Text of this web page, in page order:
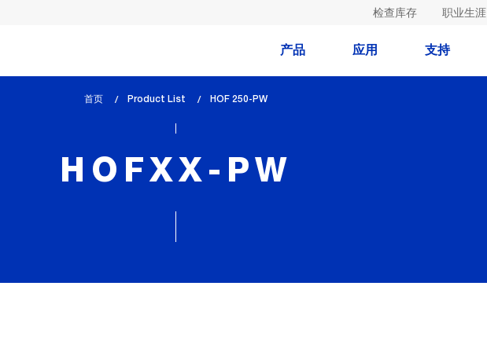
检查库存 职业生涯
产品 应用 支持
首页 Product List
lem_current_page
HOF 250-PW
HOFXX-PW